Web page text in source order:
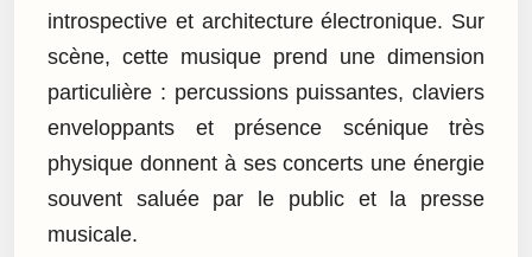
introspective et architecture électronique. Sur
scène, cette musique prend une dimension
particulière : percussions puissantes, claviers
enveloppants et présence scénique très
physique donnent à ses concerts une énergie
souvent saluée par le public et la presse
musicale.